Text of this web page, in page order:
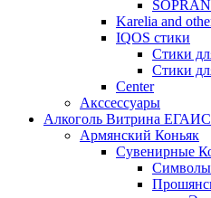
Karelia and
IQOS стики
Стики
Стики
Сenter
Акссессуары
Алкоголь Витрина
Армянский Коньяк
Сувенирные
Символы